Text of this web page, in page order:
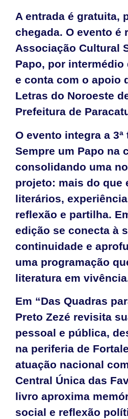
A entrada é gratuita,
chegada. O evento é
Associação Cultural
Papo, por intermédio
e conta com o apoio
Letras do Noroeste
Prefeitura de
O evento integra a
Sempre um Papo na
consolidando uma
projeto: mais do que
literários,
reflexão e partilha.
edição se conecta à
continuidade e
uma programação
literatura em
Em “Das Quadras
Preto Zezé revisita
pessoal e pública,
na periferia de
atuação nacional
Central Única das
livro aproxima
social e reflexão